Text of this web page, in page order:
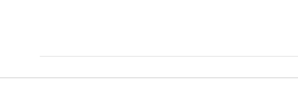
EDITORIAL TELEVISA S.A. DE C.V. TODOS LOS DERECHOS